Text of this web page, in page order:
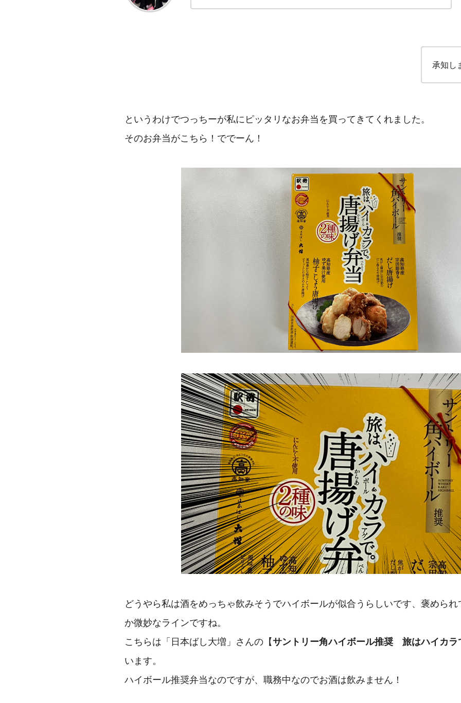
承知し
というわけでつっちーが私にピッタリなお弁当を買ってきてくれました。
そのお弁当がこちら！ででーん！
どうやら私は酒をめっちゃ飲みそうでハイボールが似合うらしいです、褒めら
か微妙なラインですね。
こちらは「日本ばし大増」さんの【サントリー角ハイボール推奨 旅はハイカラ
います。
ハイボール推奨弁当なのですが、職務中なのでお酒は飲みません！